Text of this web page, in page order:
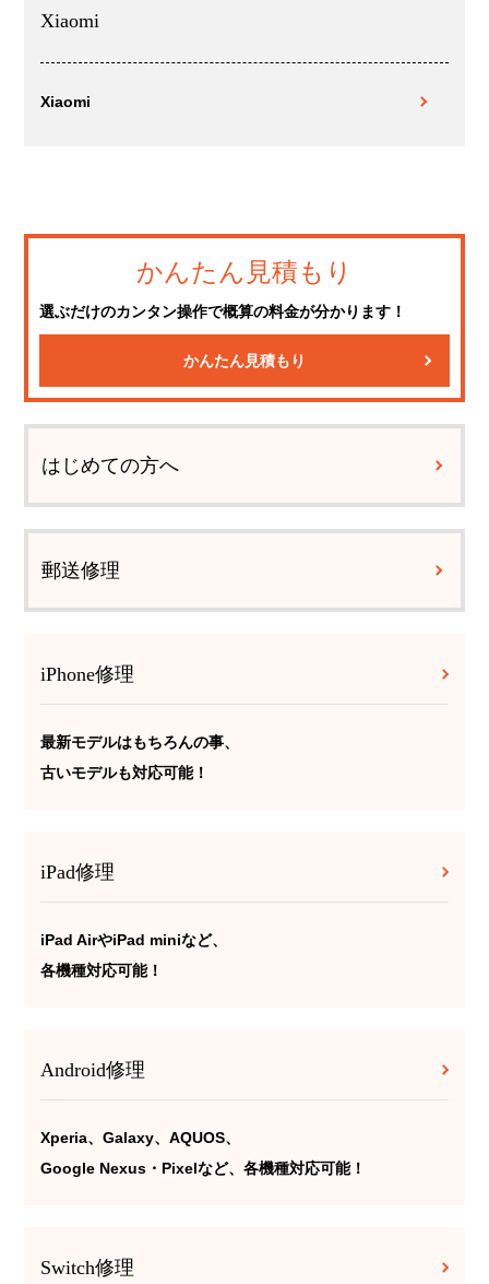
Xiaomi
Xiaomi
かんたん見積もり
選ぶだけのカンタン操作で概算の料金が分かります！
かんたん見積もり
はじめての方へ
郵送修理
iPhone修理
最新モデルはもちろんの事、
古いモデルも対応可能！
iPad修理
iPad AirやiPad miniなど、
各機種対応可能！
Android修理
Xperia、Galaxy、AQUOS、
Google Nexus・Pixelなど、各機種対応可能！
Switch修理